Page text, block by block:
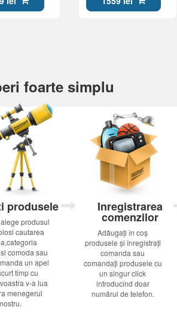
foarte simplu
produsele
produsul
cautarea
comoda sau
un apel
timp cu
v-a lua
menegerul
nostru.
Inregistrarea
comenzilor
Adăugați în coș
produsele și înregistrați
comanda sau
comandați produsele cu
un singur click
introducînd doar
numărul de telefon.